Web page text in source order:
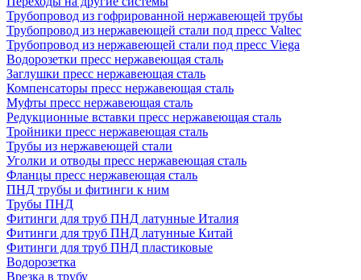
Трубопровод из гофрированной нержавеющей трубы
Трубопровод из нержавеющей стали под пресс Valtec
Трубопровод из нержавеющей стали под пресс Viega
Водорозетки пресс нержавеющая сталь
Заглушки пресс нержавеющая сталь
Компенсаторы пресс нержавеющая сталь
Муфты пресс нержавеющая сталь
Редукционные вставки пресс нержавеющая сталь
Тройники пресс нержавеющая сталь
Трубы из нержавеющей стали
Уголки и отводы пресс нержавеющая сталь
Фланцы пресс нержавеющая сталь
ПНД трубы и фитинги к ним
Трубы ПНД
Фитинги для труб ПНД латунные Италия
Фитинги для труб ПНД латунные Китай
Фитинги для труб ПНД пластиковые
Водорозетка
Врезка в трубу